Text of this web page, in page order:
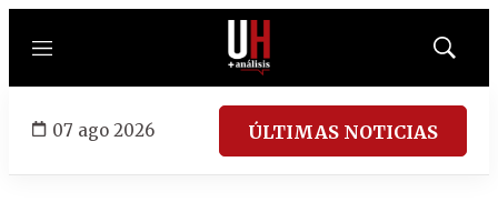
Menú
Mostrar
07 ago 2026 ÚLTIMAS NOTICIAS